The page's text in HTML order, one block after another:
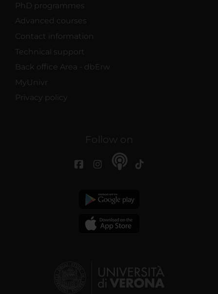
PhD programmes
Advanced courses
Contact information
Technical support
Back office Area - dbErw
MyUnivr
Privacy policy
Follow on